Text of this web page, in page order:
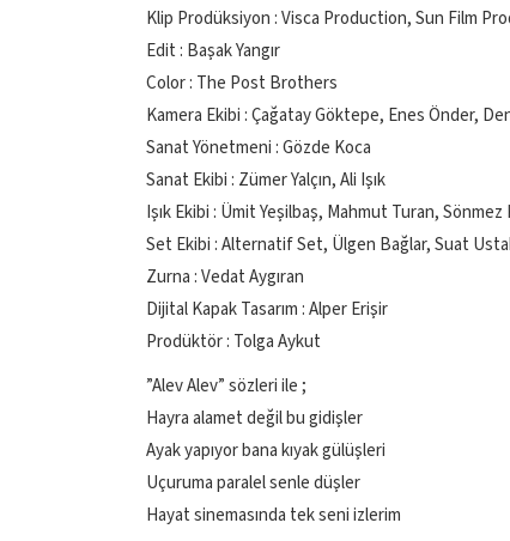
Klip Prodüksiyon : Visca Production, Sun Film
Edit : Başak Yangır
Color : The Post Brothers
Kamera Ekibi : Çağatay Göktepe, Enes Önder,
Sanat Yönetmeni : Gözde Koca
Sanat Ekibi : Zümer Yalçın, Ali Işık
Işık Ekibi : Ümit Yeşilbaş, Mahmut Turan,
Set Ekibi : Alternatif Set, Ülgen Bağlar, Suat
Zurna : Vedat Aygıran
Dijital Kapak Tasarım : Alper Erişir
Prodüktör : Tolga Aykut
”Alev Alev” sözleri ile ;
Hayra alamet değil bu gidişler
Ayak yapıyor bana kıyak gülüşleri
Uçuruma paralel senle düşler
Hayat sinemasında tek seni izlerim